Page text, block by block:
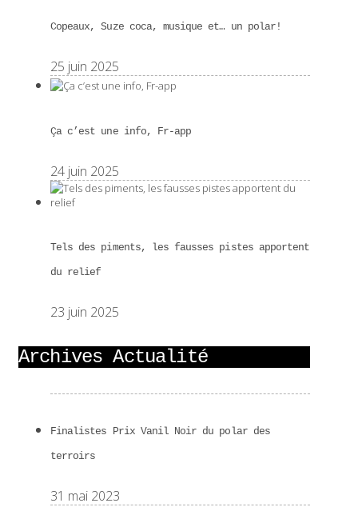
Copeaux, Suze coca, musique et… un polar!
25 juin 2025
Ça c’est une info, Fr-app
24 juin 2025
Tels des piments, les fausses pistes apportent
du relief
23 juin 2025
Archives Actualité
Finalistes Prix Vanil Noir du polar des
terroirs
31 mai 2023